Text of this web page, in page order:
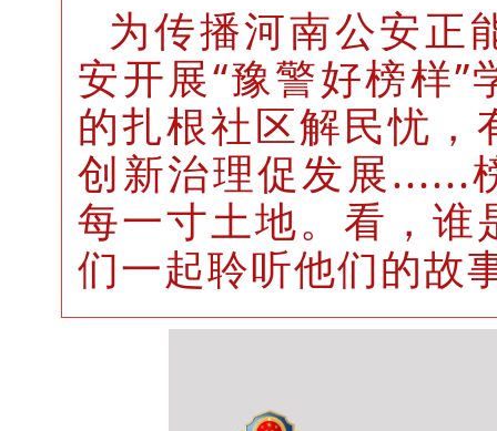
为传播河南公安正
安开展“豫警好榜样
的扎根社区解民忧
创新治理促发展......
每一寸土地。看，谁
们一起聆听他们的故